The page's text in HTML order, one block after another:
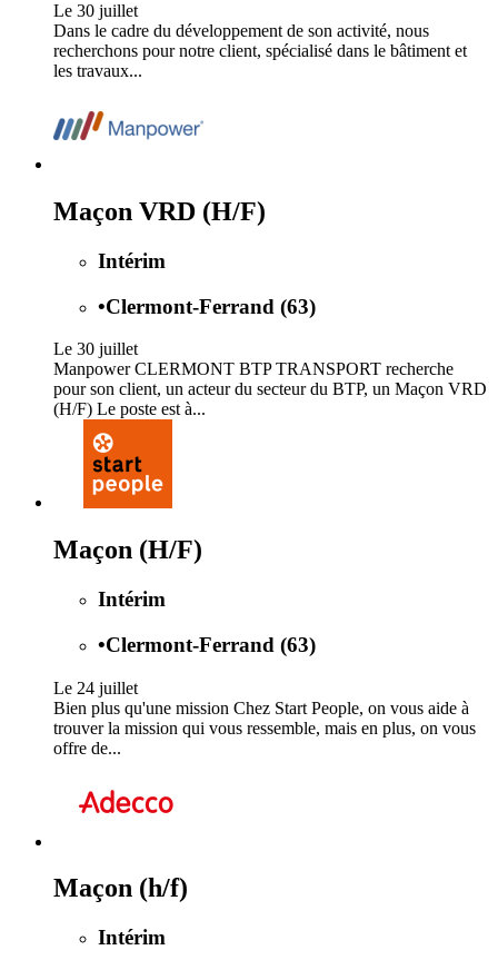
Le 30 juillet
Dans le cadre du développement de son activité, nous
recherchons pour notre client, spécialisé dans le bâtiment et
les travaux...
Maçon VRD (H/F)
Intérim
•Clermont-Ferrand (63)
Le 30 juillet
Manpower CLERMONT BTP TRANSPORT recherche
pour son client, un acteur du secteur du BTP, un Maçon VRD
(H/F) Le poste est à...
Maçon (H/F)
Intérim
•Clermont-Ferrand (63)
Le 24 juillet
Bien plus qu'une mission Chez Start People, on vous aide à
trouver la mission qui vous ressemble, mais en plus, on vous
offre de...
Maçon (h/f)
Intérim